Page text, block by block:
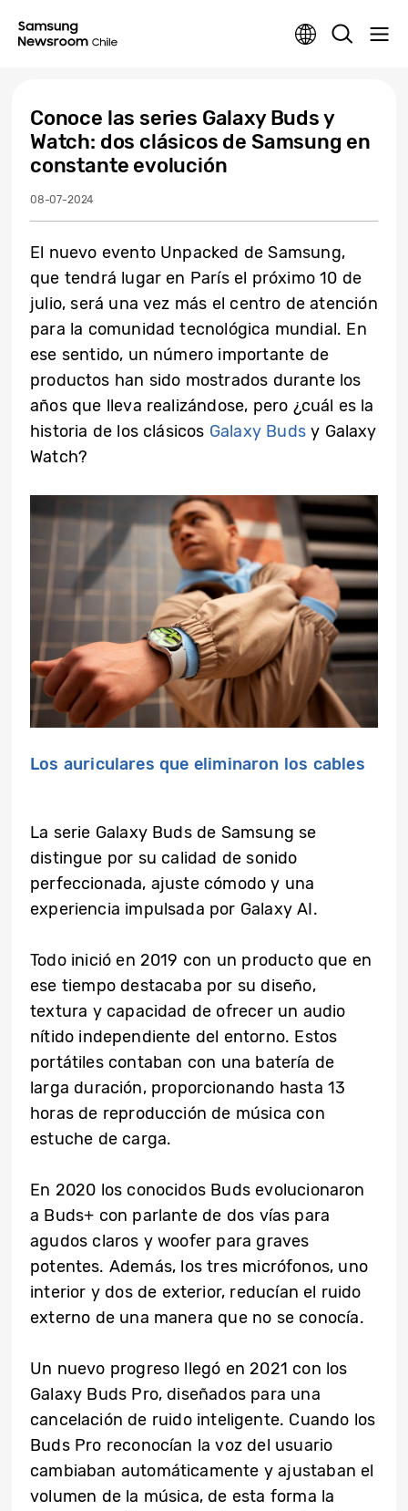
Conoce las series Galaxy Buds y
Watch: dos clásicos de Samsung en
constante evolución
08-07-2024
El nuevo evento Unpacked de Samsung,
que tendrá lugar en París el próximo 10 de
julio, será una vez más el centro de atención
para la comunidad tecnológica mundial. En
ese sentido, un número importante de
productos han sido mostrados durante los
años que lleva realizándose, pero ¿cuál es la
historia de los clásicos Galaxy Budsy Galaxy
Watch?
Los auriculares que eliminaron los cables
La serie Galaxy Buds de Samsung se
distingue por su calidad de sonido
perfeccionada, ajuste cómodo y una
experiencia impulsada por Galaxy AI.
Todo inició en 2019 con un producto que en
ese tiempo destacaba por su diseño,
textura y capacidad de ofrecer un audio
nítido independiente del entorno. Estos
portátiles contaban con una batería de
larga duración, proporcionando hasta 13
horas de reproducción de música con
estuche de carga.
En 2020 los conocidos Buds evolucionaron
a Buds+ con parlante de dos vías para
agudos claros y woofer para graves
potentes. Además, los tres micrófonos, uno
interior y dos de exterior, reducían el ruido
externo de una manera que no se conocía.
Un nuevo progreso llegó en 2021 con los
Galaxy Buds Pro, diseñados para una
cancelación de ruido inteligente. Cuando los
Buds Pro reconocían la voz del usuario
cambiaban automáticamente y ajustaban el
volumen de la música, de esta forma la